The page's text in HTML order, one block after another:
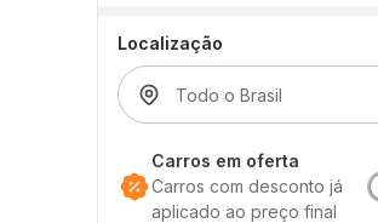
Localização
Carros em oferta
Carros com desconto já
aplicado ao preço final